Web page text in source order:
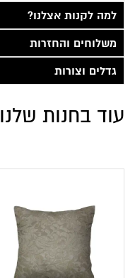
למה לקנות אצלנו?
משלוחים והחזרות
גדלים וצורות
עוד בחנות שלנו